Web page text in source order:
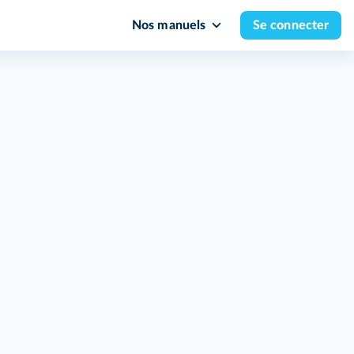
Nos manuels Se connecter